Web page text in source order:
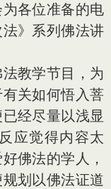
各位准备的电
》系列佛法讲
教学节目，为
关如何悟入菩
经尽量以浅显
应觉得内容太
佛法的学人，
划以佛法证道